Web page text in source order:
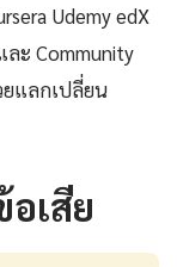
Udemy edX
ะ Community
ยแลกเปลี่ยน
เสีย